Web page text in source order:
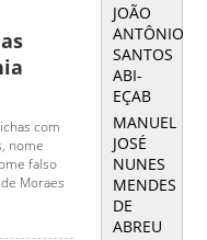
com
nome
falso
Moraes
JOÃO
ANTÔNIO
SANTOS
ABI-
EÇAB
MANUEL
JOSÉ
NUNES
MENDES
DE
ABREU